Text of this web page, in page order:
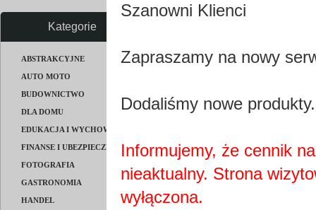
Kategorie
ABSTRAKCYJNE
AUTO MOTO
BUDOWNICTWO
DLA DOMU
EDUKACJA I WYCHOWANIE
FINANSE I UBEZPIECZENIA
FOTOGRAFIA
GASTRONOMIA
HANDEL
kategoria: Retro Old Style
Szanowni Klienci
Zapraszamy na nowy
Dodaliśmy nowe
Informujemy, że cennik
nieaktualny. Strona
wyłączona.